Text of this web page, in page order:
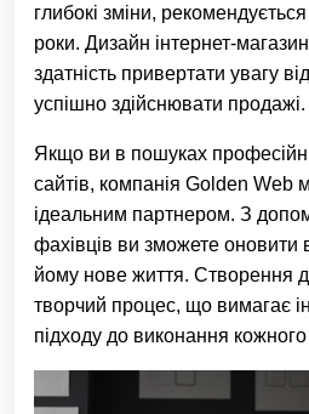
глибокі зміни,
роки. Дизайн інтернет-
здатність привертати увагу
успішно здійснювати продажі.
Якщо ви в пошуках
сайтів, компанія Golden
ідеальним партнером. З
фахівців ви зможете оновити
йому нове життя. Створення
творчий процес, що вимагає
підходу до виконання кожного